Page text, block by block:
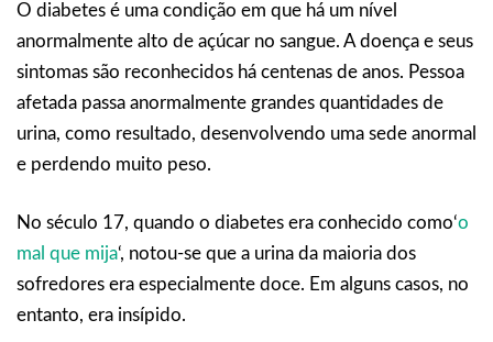
O diabetes é uma condição em que há um nível
anormalmente alto de açúcar no sangue. A doença e seus
sintomas são reconhecidos há centenas de anos. Pessoa
afetada passa anormalmente grandes quantidades de
urina, como resultado, desenvolvendo uma sede anormal
e perdendo muito peso.
No século 17, quando o diabetes era conhecido como‘o
mal que mija‘, notou-se que a urina da maioria dos
sofredores era especialmente doce. Em alguns casos, no
entanto, era insípido.